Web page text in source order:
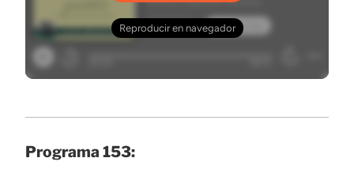
Programa 153: